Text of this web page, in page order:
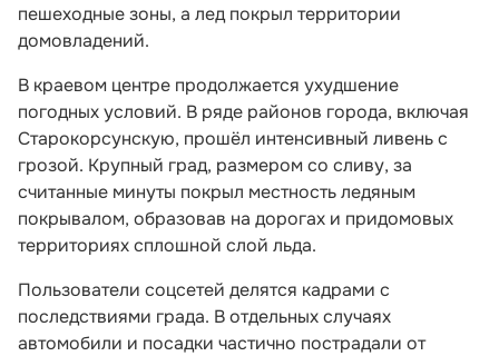
пешеходные зоны, а лед покрыл территории
домовладений.
В краевом центре продолжается ухудшение
погодных условий. В ряде районов города, включая
Старокорсунскую, прошёл интенсивный ливень с
грозой. Крупный град, размером со сливу, за
считанные минуты покрыл местность ледяным
покрывалом, образовав на дорогах и придомовых
территориях сплошной слой льда.
Пользователи соцсетей делятся кадрами с
последствиями града. В отдельных случаях
автомобили и посадки частично пострадали от